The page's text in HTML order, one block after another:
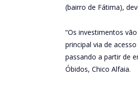
(bairro de Fátima),
“Os investimentos
principal via de
passando a partir de
Óbidos, Chico Alfaia.